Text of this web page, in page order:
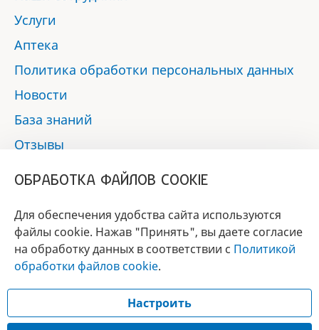
Услуги
Аптека
Политика обработки персональных данных
Новости
База знаний
Отзывы
БРЕНД
ГОДА 2017 - 2019
© 2017 - 2026 «Альфа-вет»
Разработка сайта —
ОБРАБОТКА ФАЙЛОВ COOKIE
Для обеспечения удобства сайта используются
файлы cookie. Нажав "Принять", вы даете согласие
на обработку данных в соответствии с Политикой
обработки файлов cookie.
Настроить